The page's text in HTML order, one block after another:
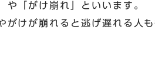
「がけ崩れ」といいます。
けが崩れると逃げ遅れる人